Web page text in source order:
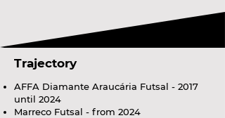
Trajectory
AFFA Diamante Araucária Futsal - 2017
until 2024
Marreco Futsal - from 2024